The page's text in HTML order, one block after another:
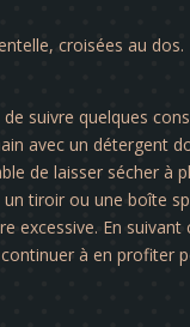
croisées au dos.
suivre quelques
avec un détergent
de laisser sécher à
tiroir ou une boîte
excessive. En suivant
à en profiter